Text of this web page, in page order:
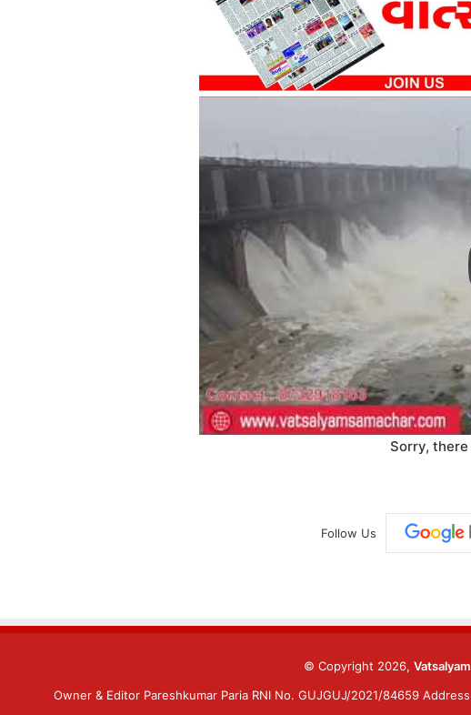
Sorry, there
Follow Us
© Copyright 2026,
Owner & Editor Pareshkumar Paria RNI No. GUJGUJ/2021/84659